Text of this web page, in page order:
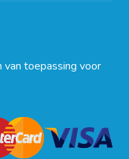
van toepassing voor